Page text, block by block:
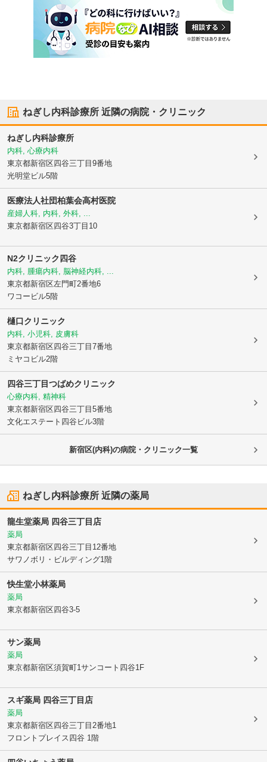
ねぎし内科診療所 近隣の病院・クリニック
ねぎし内科診療所
内科, 心療内科
東京都新宿区 四谷三丁目9番地
光明堂ビル5階
医療法人社団柏葉会高村医院
産婦人科, 内科, 外科, ...
東京都新宿区 四谷3丁目10
N2クリニック四谷
内科, 腫瘍内科, 脳神経内科, ...
東京都新宿区左門町2番地6
ワコービル5階
樋口クリニック
内科, 小児科, 皮膚科
東京都新宿区 四谷三丁目7番地
ミヤコビル2階
四谷三丁目つばめクリニック
心療内科, 精神科
東京都新宿区 四谷三丁目5番地
文化エステート四谷ビル3階
新宿区(内科)の病院・クリニック一覧
ねぎし内科診療所 近隣の薬局
龍生堂薬局 四谷三丁目店
薬局
東京都新宿区 四谷三丁目12番地
サワノボリ・ビルディング1階
快生堂小林薬局
薬局
東京都新宿区 四谷3-5
サン薬局
薬局
東京都新宿区須賀町1サンコート四谷1F
スギ薬局 四谷三丁目店
薬局
東京都新宿区 四谷三丁目2番地1
フロントプレイス四谷 1階